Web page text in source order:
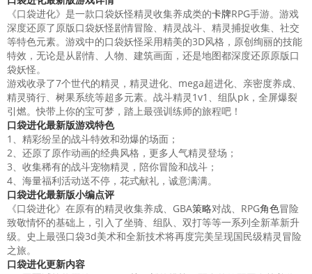
《口袋进化》是一款口袋妖怪精灵收集养成类的卡牌RPG手游。游戏
深度还原了原版口袋妖怪剧情冒险、精灵战斗、精灵捕捉收集、社交
等特色元素。游戏中的口袋妖怪采用精美的3D风格，原创绚丽的技能
特效，无论是从剧情、人物、建筑画面，还是地图都深度还原原版口
袋妖怪。
游戏收录了7个世代的精灵，精灵进化、mega超进化、亲密度养成、
精灵骑行、树果系统等超多元素。战斗精灵1v1、组队pk，全屏爆裂
引燃。快带上你的宝可梦，踏上最强训练师的旅程吧！
口袋进化最新版游戏特色
1、精彩纷呈的战斗特效和劲爆的场面；
2、还原了原作动画的经典风格，更多人气精灵登场；
3、收集稀有的战斗宠物精灵，陪你冒险和战斗；
4、海量福利活动送不停，花式献礼，诚意满满。
口袋进化最新版小编点评
《口袋进化》在原有的精灵收集养成、GBA策略对战、RPG角色冒险
致敬情怀的基础上，引入了坐骑、组队、双打等等一系列全新革新升
级。史上最强口袋3d美术和全新技术将再度完美呈现国民级精灵冒险
之旅。
口袋进化更新内容